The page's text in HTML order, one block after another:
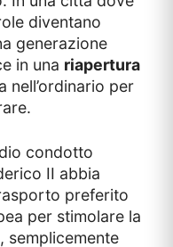
diventano
generazione
in una riapertura
nell’ordinario per
condotto
II abbia
preferito
per stimolare la
semplicemente